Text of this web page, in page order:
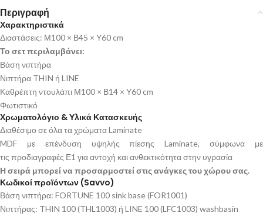
Περιγραφή
Χαρακτηριστικά
Διαστάσεις: Μ100 × Β45 × Υ60 cm
Το σετ περιλαμβάνει:
Βάση νιπτήρα
Νιπτήρα THIN ή LINE
Καθρέπτη ντουλάπι Μ100 × Β14 × Υ60 cm
Φωτιστικό
Χρωματολόγιο & Υλικά Κατασκευής
Διαθέσιμο σε όλα τα χρώματα Laminate
MDF με επένδυση υψηλής πίεσης Laminate, σύμφωνα με
τις προδιαγραφές Ε1 για αντοχή και ανθεκτικότητα στην υγρασία
Η σειρά μπορεί να προσαρμοστεί στις ανάγκες του χώρου σας.
Κωδικοί προϊόντων (Savvo)
Βάση νιπτήρα: FORTUNE 100 sink base (FOR1001)
Νιπτήρας: THIN 100 (THL1003) ή LINE 100 (LFC1003) washbasin